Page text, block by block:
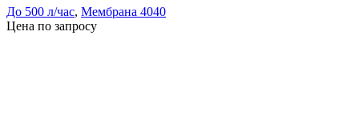
До 500 л/час, Мембрана 4040
Цена по запросу